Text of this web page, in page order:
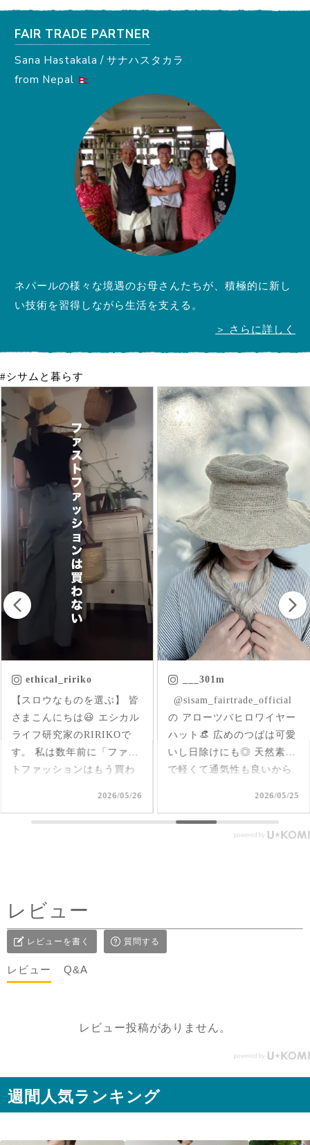
FAIR TRADE PARTNER
Sana Hastakala / サナハスタカラ
from Nepal
ネパールの様々な境遇のお母さんたちが、積極的に新し
い技術を習得しながら生活を支える。
＞ さらに詳しく
#シサムと暮らす
___301m
ㅤㅤㅤ @sisam_fairtrade_official
の アローツバヒロワイヤー
ハット👒 広めのつばは可愛
いし日除けにも◎ 天然素材
で軽くて通気性も良いから
フェアトレード #fairtrade #
2026/05/25
chica.chikako
首元にはいった草花刺繍が
さりげなくアクセントにな
ったインド産のオーガニッ
クコットンのブラウス✨ 軽
くて柔らか♪ 前後を変えて
で可愛いいけど、刺繍面を
前にした時はリネンジレと
スリトップ コー
2026/05/17
レビュー
レビューを書く 質問する
レビュー Q&A
レビュー投稿がありません。
週間人気ランキング